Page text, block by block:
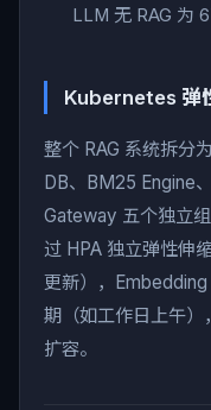
LLM 无 RAG 为
Kubernetes 弹
整个 RAG 系统拆分
DB、BM25 Engine
Gateway 五个独立
过 HPA 独立弹性伸
更新），
期（如工作日上午
扩容。